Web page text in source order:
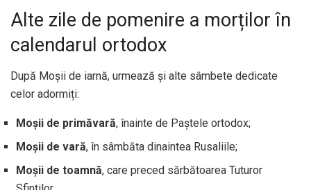
Alte zile de pomenire a morților în
calendarul ortodox
După Moșii de iarnă, urmează și alte sâmbete dedicate
celor adormiți:
Moșii de primăvară, înainte de Paștele ortodox;
Moșii de vară, în sâmbăta dinaintea Rusaliile;
Moșii de toamnă, care preced sărbătoarea Tuturor